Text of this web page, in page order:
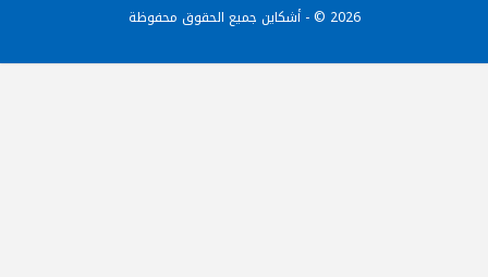
2026 © - أشكاين جميع الحقوق محفوظة